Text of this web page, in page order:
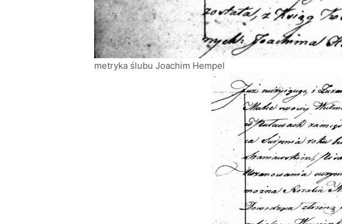
metryka ślubu Joachim Hempel